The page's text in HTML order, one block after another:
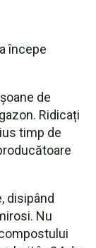
începe
de
Ridicați
timp de
disipând
Nu